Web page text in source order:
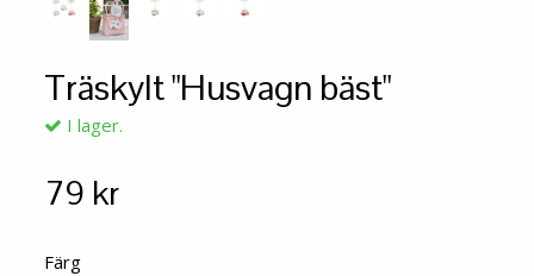
Träskylt "Husvagn bäst"
I lager.
79 kr
Färg